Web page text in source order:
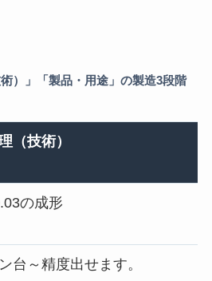
）」「製品・用途」の製造3段階
（技術）
の成形
台～精度出せます。